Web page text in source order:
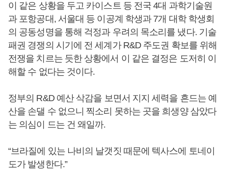
이 같은 상황을 두고 카이스트 등 전국 4대 과학기술원
과 포항공대, 서울대 등 이공계 학생과 7개 대학 학생회
의 공동성명을 통해 걱정과 우려의 목소리를 냈다. 기술
패권 경쟁의 시기에 전 세계가 R&D 주도권 확보를 위해
전쟁을 치르는 듯한 상황에서 이 같은 결정은 도저히 이
해할 수 없다는 것이다.
정부의 R&D 예산 삭감을 보면서 지지 세력을 흔드는 예
산을 손댈 수 없으니 찍소리 못하는 곳을 희생양 삼았다
는 의심이 드는 건 왜일까.
“브라질에 있는 나비의 날갯짓 때문에 텍사스에 토네이
도가 발생한다.”